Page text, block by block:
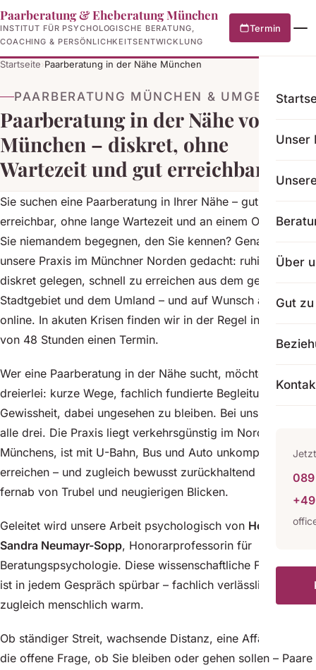
Paarberatung & Eheberatung München
INSTITUT FÜR PSYCHOLOGISCHE BERATUNG,
COACHING & PERSÖNLICHKEITSENTWICKLUNG
Termin
Unser
Über
Gut
089
Startseite›Paarberatung in der Nähe München
PAARBERATUNG MÜNCHEN & UMGEBUNG
Paarberatung in der Nähe von
München – diskret, ohne
Wartezeit und gut erreichbar
Sie suchen eine Paarberatung in Ihrer Nähe – gut
erreichbar, ohne lange Wartezeit und an einem Ort, an dem
Sie niemandem begegnen, den Sie kennen? Genau dafür ist
unsere Praxis im Münchner Norden gedacht: ruhig und
diskret gelegen, schnell zu erreichen aus dem gesamten
Stadtgebiet und dem Umland – und auf Wunsch auch
online. In akuten Krisen finden wir in der Regel innerhalb
von 48 Stunden einen Termin.
Wer eine Paarberatung in der Nähe sucht, möchte meist
dreierlei: kurze Wege, fachlich fundierte Begleitung und die
Gewissheit, dabei ungesehen zu bleiben. Bei uns finden Sie
alle drei. Die Praxis liegt verkehrsgünstig im Norden
Münchens, ist mit U-Bahn, Bus und Auto unkompliziert zu
erreichen – und zugleich bewusst zurückhaltend gelegen,
fernab von Trubel und neugierigen Blicken.
Geleitet wird unsere Arbeit psychologisch von Hon. Prof.
Sandra Neumayr-Sopp, Honorarprofessorin für
Beratungspsychologie. Diese wissenschaftliche Fundierung
ist in jedem Gespräch spürbar – fachlich verlässlich und
zugleich menschlich warm.
Ob ständiger Streit, wachsende Distanz, eine Affäre oder
die offene Frage, ob Sie bleiben oder gehen sollen – Paare